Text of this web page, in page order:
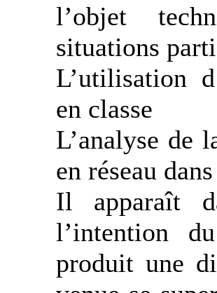
l’objet
situations
L’utilisation
en classe
L’analyse de
en réseau
Il apparaît
l’intention
produit une